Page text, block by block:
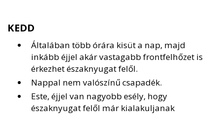
KEDD
Általában több órára kisüt a nap, majd
inkább éjjel akár vastagabb frontfelhőzet is
érkezhet északnyugat felől.
Nappal nem valószínű csapadék.
Este, éjjel van nagyobb esély, hogy
északnyugat felől már kialakuljanak